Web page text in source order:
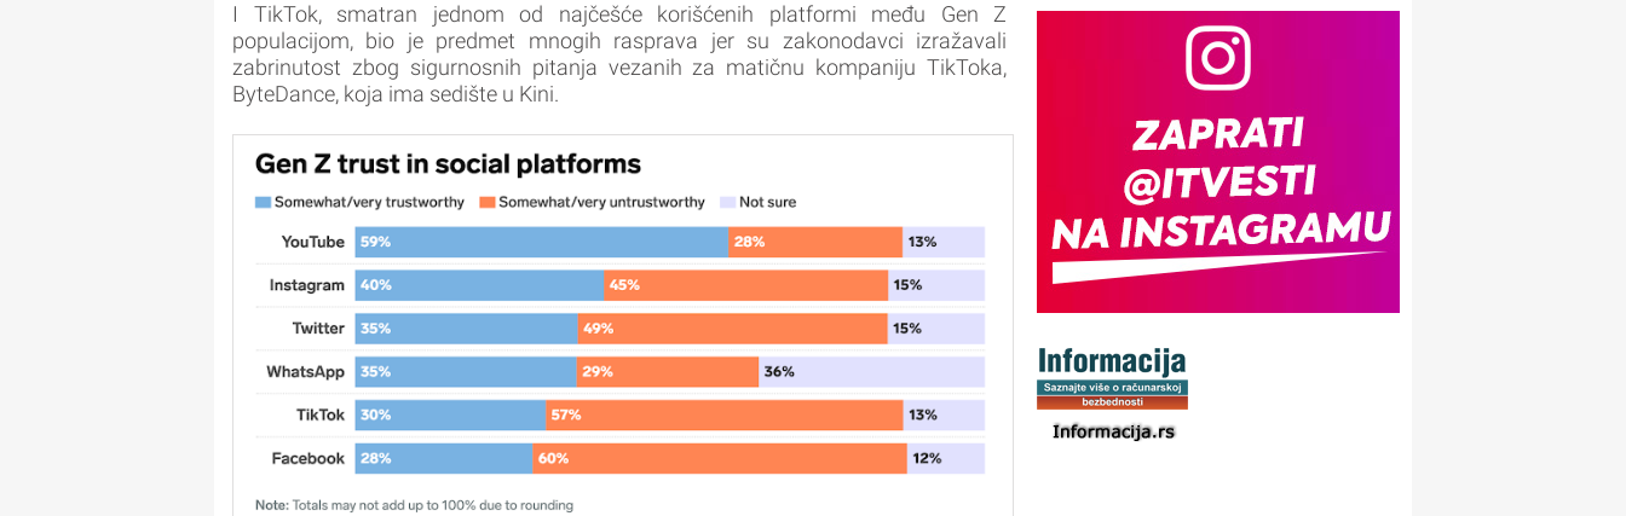
I TikTok, smatran jednom od najčešće korišćenih platformi među Gen Z
populacijom, bio je predmet mnogih rasprava jer su zakonodavci izražavali
zabrinutost zbog sigurnosnih pitanja vezanih za matičnu kompaniju TikToka,
ByteDance, koja ima sedište u Kini.